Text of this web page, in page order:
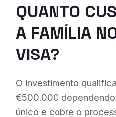
QUANTO
A FAMÍLIA
VISA?
O investimento
€500.000
único e cobre o